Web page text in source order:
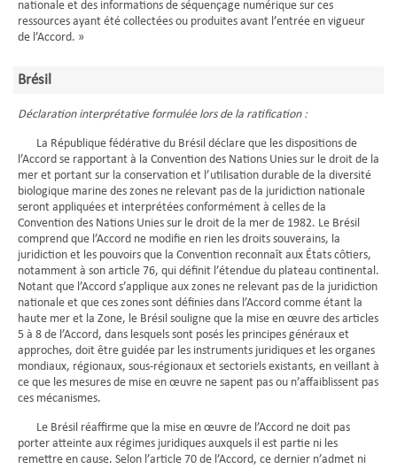
nationale et des informations de séquençage numérique sur ces
ressources ayant été collectées ou produites avant l’entrée en vigueur
de l’Accord. »
Brésil
Déclaration interprétative formulée lors de la ratification :
La République fédérative du Brésil déclare que les dispositions de
l’Accord se rapportant à la Convention des Nations Unies sur le droit de la
mer et portant sur la conservation et l’utilisation durable de la diversité
biologique marine des zones ne relevant pas de la juridiction nationale
seront appliquées et interprétées conformément à celles de la
Convention des Nations Unies sur le droit de la mer de 1982. Le Brésil
comprend que l’Accord ne modifie en rien les droits souverains, la
juridiction et les pouvoirs que la Convention reconnaît aux États côtiers,
notamment à son article 76, qui définit l’étendue du plateau continental.
Notant que l’Accord s’applique aux zones ne relevant pas de la juridiction
nationale et que ces zones sont définies dans l’Accord comme étant la
haute mer et la Zone, le Brésil souligne que la mise en œuvre des articles
5 à 8 de l’Accord, dans lesquels sont posés les principes généraux et
approches, doit être guidée par les instruments juridiques et les organes
mondiaux, régionaux, sous-régionaux et sectoriels existants, en veillant à
ce que les mesures de mise en œuvre ne sapent pas ou n’affaiblissent pas
ces mécanismes.
Le Brésil réaffirme que la mise en œuvre de l’Accord ne doit pas
porter atteinte aux régimes juridiques auxquels il est partie ni les
remettre en cause. Selon l’article 70 de l’Accord, ce dernier n’admet ni